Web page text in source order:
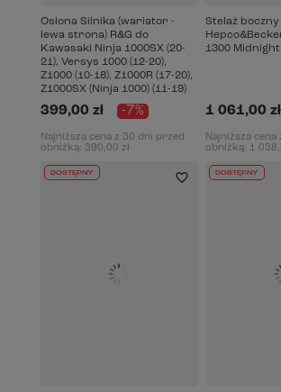
Osłona Silnika (wariator -
lewa strona) R&G do
Kawasaki Ninja 1000SX (20-
21), Versys 1000 (12-20),
Z1000 (10-18), Z1000R (17-20),
Z1000SX (Ninja 1000) (11-19)
399,00 zł -7%
Najniższa cena z 30 dni przed
obniżką: 390,00 zł
Stelaż boczny
1300
1 061,00 zł
Najniższa
obniżką: 1
DOSTĘPNY DOSTĘPNY